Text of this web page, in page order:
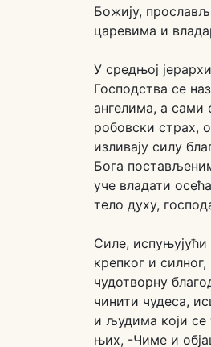
Божију,
царевима и
У средњој
Господства се
ангелима, a сами
робовски страх,
изливају силу
Бога
уче владати
тело духу,
Силе,
крепког и
чудотворну
чинити чудеса,
и људима који
њих, -Чиме и